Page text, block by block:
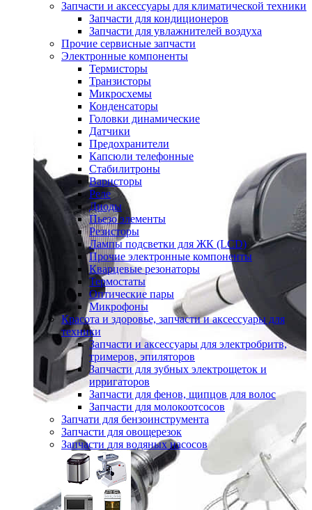
Запчасти и аксессуары для климатической техники
Запчасти для кондиционеров
Запчасти для увлажнителей воздуха
Прочие сервисные запчасти
Электронные компоненты
Термисторы
Транзисторы
Микросхемы
Конденсаторы
Головки динамические
Датчики
Предохранители
Капсюли телефонные
Стабилитроны
Варисторы
Реле
Диоды
Пьезо элементы
Резисторы
Лампы подсветки для ЖК (LCD)
Прочие электронные компоненты
Кварцевые резонаторы
Термостаты
Оптические пары
Микрофоны
Красота и здоровье, запчасти и аксессуары для
техники
Запчасти и аксессуары для электробритв,
тримеров, эпиляторов
Запчасти для зубных электрощеток и
ирригаторов
Запчасти для фенов, щипцов для волос
Запчасти для молокоотсосов
Запчати для бензоинструмента
Запчасти для овощерезок
Запчасти для водяных насосов